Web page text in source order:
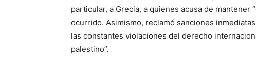
particular, a Grecia, a quienes acusa de mantener
ocurrido. Asimismo, reclamó sanciones
las constantes violaciones del derecho
palestino”.